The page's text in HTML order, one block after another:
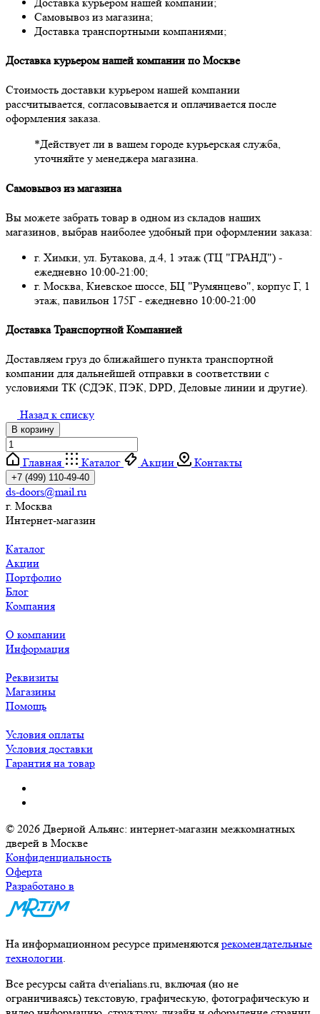
Самовывоз из магазина;
Доставка транспортными компаниями;
Доставка курьером нашей компании по Москве
Стоимость доставки курьером нашей компании
рассчитывается, согласовывается и оплачивается после
оформления заказа.
*Действует ли в вашем городе курьерская служба,
уточняйте у менеджера магазина.
Самовывоз из магазина
Вы можете забрать товар в одном из складов наших
магазинов, выбрав наиболее удобный при оформлении заказа:
г. Химки, ул. Бутакова, д.4, 1 этаж (ТЦ "ГРАНД") -
ежедневно 10:00-21:00;
г. Москва, Киевское шоссе, БЦ "Румянцево", корпус Г, 1
этаж, павильон 175Г - ежедневно 10:00-21:00
Доставка Транспортной Компанией
Доставляем груз до ближайшего пункта транспортной
компании для дальнейшей отправки в соответствии с
условиями ТК (СДЭК, ПЭК, DPD, Деловые линии и другие).
Назад к списку
В корзину
Главная Каталог Акции Контакты
+7 (499) 110-49-40
ds-doors@mail.ru
г. Москва
Интернет-магазин
Каталог
Акции
Портфолио
Блог
Компания
О компании
Информация
Реквизиты
Магазины
Помощь
Условия оплаты
Условия доставки
Гарантия на товар
© 2026 Дверной Альянс: интернет-магазин межкомнатных
дверей в Москве
Конфиденциальность
Оферта
Разработано в
На информационном ресурсе применяются рекомендательные
технологии.
Все ресурсы сайта dverialians.ru, включая (но не
ограничиваясь) текстовую, графическую, фотографическую и